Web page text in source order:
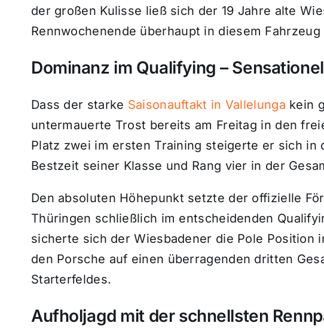
der großen Kulisse ließ sich der 19 Jahre alte
Rennwochenende überhaupt in diesem
Dominanz im Qualifying –
Dass der starke Saisonauftakt in Vallelunga kein
untermauerte Trost bereits am Freitag in den
Platz zwei im ersten Training steigerte er sich in
Bestzeit seiner Klasse und Rang vier in der
Den absoluten Höhepunkt setzte der offizielle
Thüringen schließlich im entscheidenden
sicherte sich der Wiesbadener die Pole Position
den Porsche auf einen überragenden dritten
Starterfeldes.
Aufholjagd mit der schnellsten